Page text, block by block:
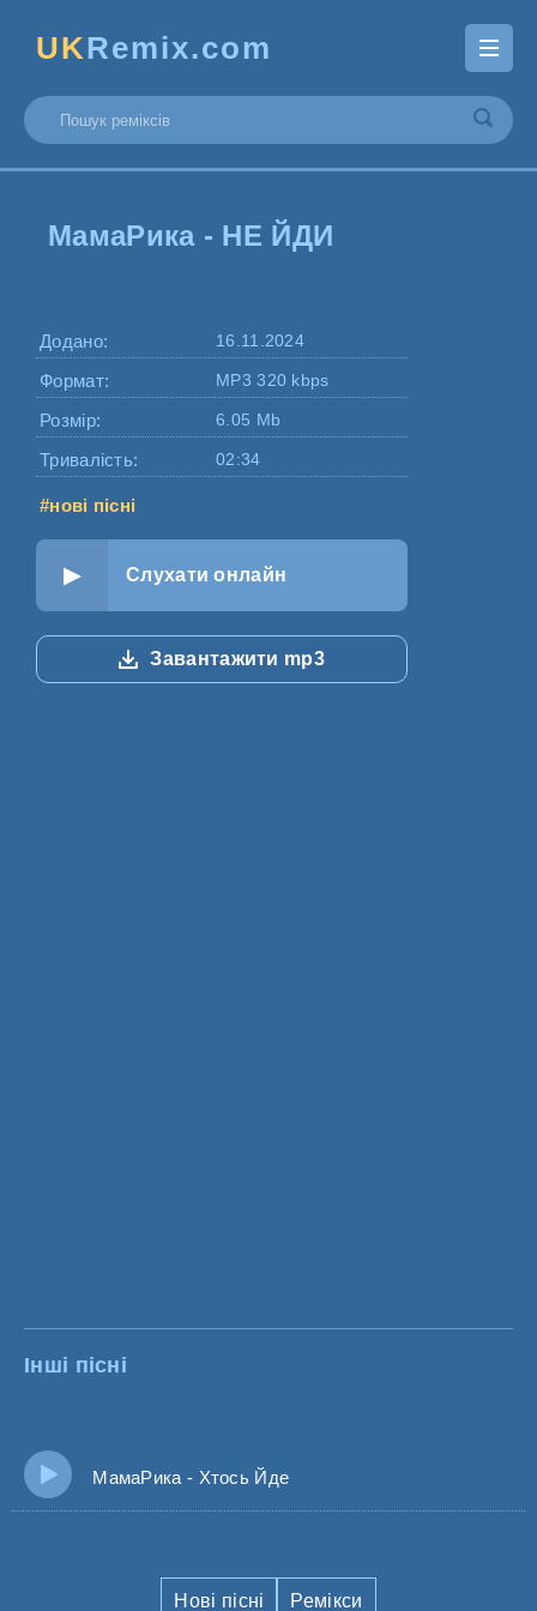
UKRemix.com
МамаРика - НЕ ЙДИ
Додано: 16.11.2024
Формат: MP3 320 kbps
Розмір: 6.05 Mb
Тривалість: 02:34
#нові пісні
Слухати онлайн
Завантажити mp3
Інші пісні
МамаРика - Хтось Йде
Нові пісні Ремікси